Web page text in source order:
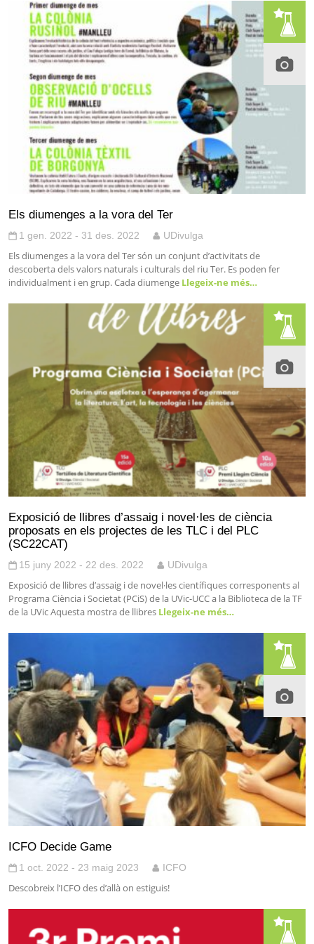
Els diumenges a la vora del Ter
1 gen. 2022 - 31 des. 2022 UDivulga
Els diumenges a la vora del Ter són un conjunt d’activitats de
descoberta dels valors naturals i culturals del riu Ter. Es poden fer
individualment i en grup. Cada diumenge Llegeix-ne més…
Exposició de llibres d’assaig i novel·les de ciència
proposats en els projectes de les TLC i del PLC
(SC22CAT)
15 juny 2022 - 22 des. 2022 UDivulga
Exposició de llibres d’assaig i de novel·les científiques corresponents al
Programa Ciència i Societat (PCiS) de la UVic-UCC a la Biblioteca de la TF
de la UVic Aquesta mostra de llibres Llegeix-ne més…
ICFO Decide Game
1 oct. 2022 - 23 maig 2023 ICFO
Descobreix l’ICFO des d’allà on estiguis!